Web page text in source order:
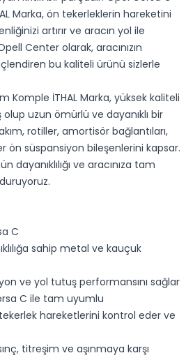
Marka, ön tekerleklerin hareketini
artırır ve aracın yol ile
Center olarak, aracınızın
bu kaliteli ürünü sizlerle
Komple İTHAL Marka, yüksek kaliteli
uzun ömürlü ve dayanıklı bir
rotiller, amortisör bağlantıları,
ön süspansiyon bileşenlerini kapsar.
dayanıklılığı ve aracınıza tam
C
sahip metal ve kauçuk
ve yol tutuş performansını sağlar
C ile tam uyumlu
hareketlerini kontrol eder ve
titreşim ve aşınmaya karşı